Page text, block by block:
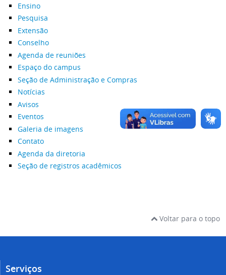
Ensino
Pesquisa
Extensão
Conselho
Agenda de reuniões
Espaço do campus
Seção de Administração e Compras
Notícias
Avisos
Eventos
Galeria de imagens
Contato
Agenda da diretoria
Seção de registros acadêmicos
Voltar para o topo
Serviços